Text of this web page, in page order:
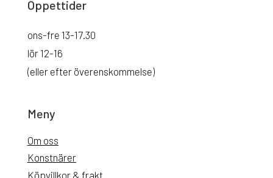
Öppettider
ons-fre 13-17.30
lör 12-16
(eller efter överenskommelse)
Meny
Om oss
Konstnärer
Köpvillkor & frakt